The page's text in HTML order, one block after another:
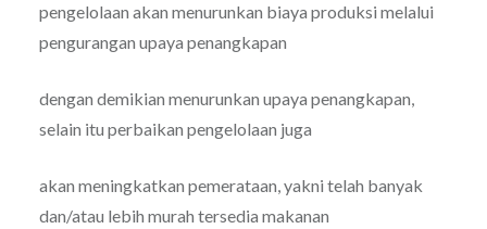
pengelolaan akan menurunkan biaya produksi melalui
pengurangan upaya penangkapan
dengan demikian menurunkan upaya penangkapan,
selain itu perbaikan pengelolaan juga
akan meningkatkan pemerataan, yakni telah banyak
dan/atau lebih murah tersedia makanan